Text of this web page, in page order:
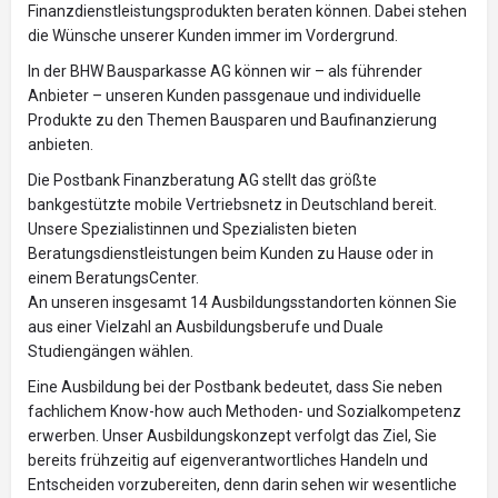
Finanzdienstleistungsprodukten beraten können. Dabei stehen
die Wünsche unserer Kunden immer im Vordergrund.
In der BHW Bausparkasse AG können wir – als führender
Anbieter – unseren Kunden passgenaue und individuelle
Produkte zu den Themen Bausparen und Baufinanzierung
anbieten.
Die Postbank Finanzberatung AG stellt das größte
bankgestützte mobile Vertriebsnetz in Deutschland bereit.
Unsere Spezialistinnen und Spezialisten bieten
Beratungsdienstleistungen beim Kunden zu Hause oder in
einem BeratungsCenter.
An unseren insgesamt 14 Ausbildungsstandorten können Sie
aus einer Vielzahl an Ausbildungsberufe und Duale
Studiengängen wählen.
Eine Ausbildung bei der Postbank bedeutet, dass Sie neben
fachlichem Know-how auch Methoden- und Sozialkompetenz
erwerben. Unser Ausbildungskonzept verfolgt das Ziel, Sie
bereits frühzeitig auf eigenverantwortliches Handeln und
Entscheiden vorzubereiten, denn darin sehen wir wesentliche